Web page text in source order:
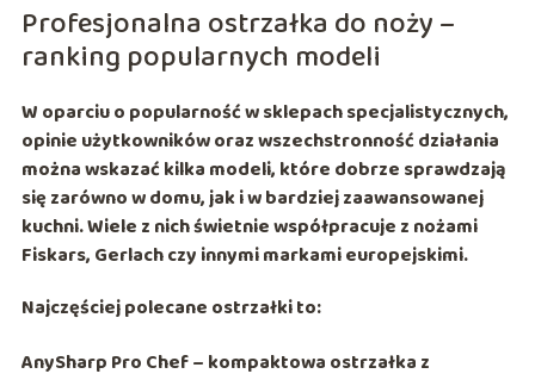
Profesjonalna ostrzałka do noży –
ranking popularnych modeli
W oparciu o popularność w sklepach specjalistycznych,
opinie użytkowników oraz wszechstronność działania
można wskazać kilka modeli, które dobrze sprawdzają
się zarówno w domu, jak i w bardziej zaawansowanej
kuchni. Wiele z nich świetnie współpracuje z nożami
Fiskars, Gerlach czy innymi markami europejskimi.
Najczęściej polecane ostrzałki to:
AnySharp Pro Chef– kompaktowa ostrzałka z